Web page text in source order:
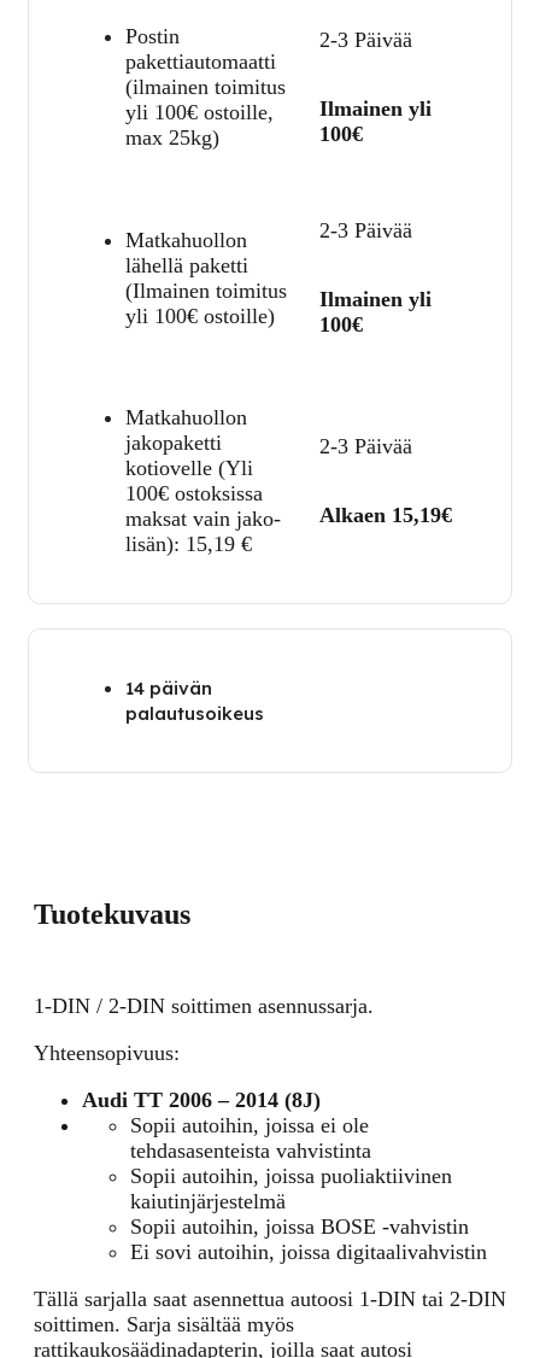
Postin
pakettiautomaatti
(ilmainen toimitus
yli 100€ ostoille,
max 25kg)
2-3 Päivää
Ilmainen yli
100€
Matkahuollon
lähellä paketti
(Ilmainen toimitus
yli 100€ ostoille)
2-3 Päivää
Ilmainen yli
100€
Matkahuollon
jakopaketti
kotiovelle (Yli
100€ ostoksissa
maksat vain jako-
lisän): 15,19 €
2-3 Päivää
Alkaen 15,19€
14 päivän
palautusoikeus
Tuotekuvaus
1-DIN / 2-DIN soittimen asennussarja.
Yhteensopivuus:
Audi TT 2006 – 2014 (8J)
Sopii autoihin, joissa ei ole
tehdasasenteista vahvistinta
Sopii autoihin, joissa puoliaktiivinen
kaiutinjärjestelmä
Sopii autoihin, joissa BOSE -vahvistin
Ei sovi autoihin, joissa digitaalivahvistin
Tällä sarjalla saat asennettua autoosi 1-DIN tai 2-DIN
soittimen. Sarja sisältää myös
rattikaukosäädinadapterin, joilla saat autosi